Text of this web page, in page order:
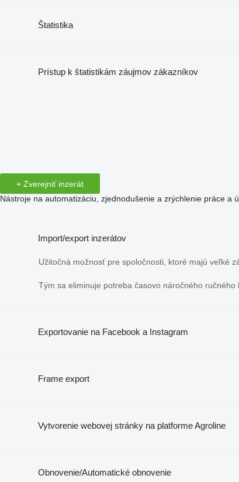
Štatistika
Prístup k štatistikám záujmov zákazníkov
+ Zverejniť inzerát
Nástroje na automatizáciu, zjednodušenie a zrýchlenie práce a
Import/export inzerátov
Užitočná možnosť pre spoločnosti, ktoré majú veľké
Tým sa eliminuje potreba časovo náročného
Exportovanie na Facebook a Instagram
Frame export
Vytvorenie webovej stránky na platforme Agroline
Obnovenie/Automatické obnovenie